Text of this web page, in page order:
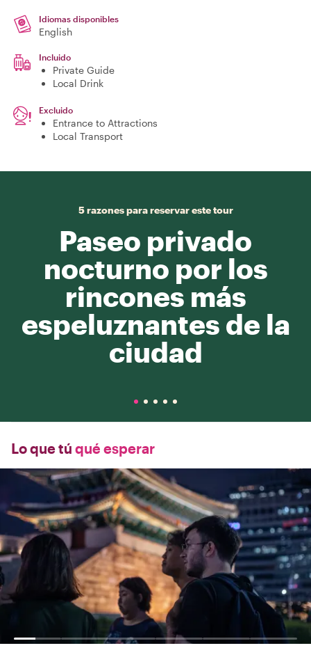
Idiomas disponibles
English
Incluido
Private Guide
Local Drink
Excluido
Entrance to Attractions
Local Transport
5 razones para reservar este tour
Paseo privado
nocturno por los
rincones más
espeluznantes de la
ciudad
Lo que tú qué esperar